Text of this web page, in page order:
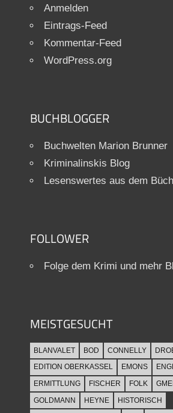
Anmelden
Eintrags-Feed
Kommentar-Feed
WordPress.org
BUCHBLOGGER
Buchwelten Marion Brunner
Kriminalinskis Blog
Lesenswertes aus dem
FOLLOWER
Folge dem Krimi und mehr
MEISTGESUCHT
BLANVALET BOD CONNELLY
EDITION OBERKASSEL
EMONS
ERMITTLUNG
FISCHER FOLK
GOLDMANN
HEYNE
HISTORISCH